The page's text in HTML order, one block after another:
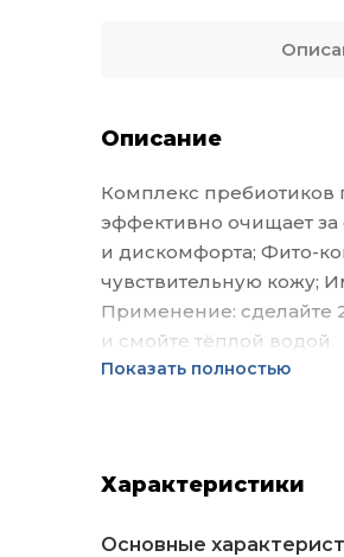
Описание
Комплекс
эффективно очищает за
и дискомфорта; Фито-
чувствительную кожу;
Применение: сделайте
и смойте тёплой водой.
Показать полностью
Характеристики
Основные